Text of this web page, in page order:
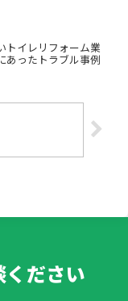
トイレリフォーム業
あったトラブル事例
ください